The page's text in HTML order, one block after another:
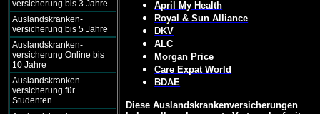
versicherung bis 3 Jahre
Auslandskranken-
versicherung bis 5 Jahre
Auslandskranken-
versicherung Online bis
10 Jahre
Auslandskranken-
versicherung für
Studenten
April My Health
Royal & Sun Alliance
DKV
ALC
Morgan Price
Care Expat World
BDAE
Diese Auslandskrankenversicherungen